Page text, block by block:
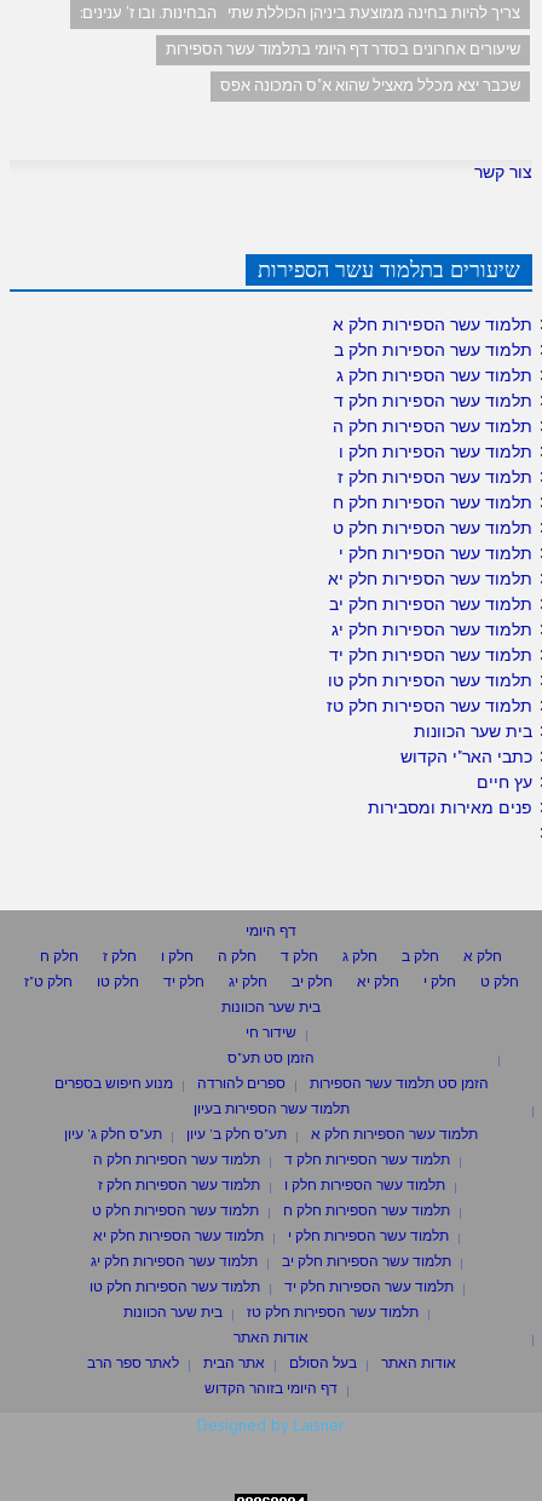
צריך להיות בחינה ממוצעת ביניהן הכוללת שתי הבחינות. ובו ז' ענינים:
שיעורים אחרונים בסדר דף היומי בתלמוד עשר הספירות
שכבר יצא מכלל מאציל שהוא א"ס המכונה אפס
צור קשר
שיעורים בתלמוד עשר הספירות
תלמוד עשר הספירות חלק א
תלמוד עשר הספירות חלק ב
תלמוד עשר הספירות חלק ג
תלמוד עשר הספירות חלק ד
תלמוד עשר הספירות חלק ה
תלמוד עשר הספירות חלק ו
תלמוד עשר הספירות חלק ז
תלמוד עשר הספירות חלק ח
תלמוד עשר הספירות חלק ט
תלמוד עשר הספירות חלק י
תלמוד עשר הספירות חלק יא
תלמוד עשר הספירות חלק יב
תלמוד עשר הספירות חלק יג
תלמוד עשר הספירות חלק יד
תלמוד עשר הספירות חלק טו
תלמוד עשר הספירות חלק טז
בית שער הכוונות
כתבי האר"י הקדוש
עץ חיים
פנים מאירות ומסבירות
דף היומי
חלק א
חלק ב חלק ג חלק ד חלק ה חלק ו חלק ז
חלק ח
חלק ט
חלק י חלק יא חלק יב חלק יג חלק יד חלק טו
חלק ט"ז
בית שער הכוונות
שידור חי
הזמן סט תע"ס
הזמן סט תלמוד עשר הספירות
ספרים להורדה
מנוע חיפוש בספרים
תלמוד עשר הספירות בעיון
תלמוד עשר הספירות חלק א
תע"ס חלק ב' עיון
תע"ס חלק ג' עיון
תלמוד עשר הספירות חלק ד
תלמוד עשר הספירות חלק ה
תלמוד עשר הספירות חלק ו
תלמוד עשר הספירות חלק ז
תלמוד עשר הספירות חלק ח
תלמוד עשר הספירות חלק ט
תלמוד עשר הספירות חלק י
תלמוד עשר הספירות חלק יא
תלמוד עשר הספירות חלק יב
תלמוד עשר הספירות חלק יג
תלמוד עשר הספירות חלק יד
תלמוד עשר הספירות חלק טו
תלמוד עשר הספירות חלק טז
בית שער הכוונות
אודות האתר
אודות האתר
בעל הסולם אתר הבית
לאתר ספר הרב
דף היומי בזוהר הקדוש
Designed by Laisner